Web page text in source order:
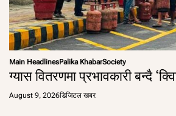
Main HeadlinesPalika KhabarSociety
ग्यास वितरणमा प्रभावकारी बन्दै
August 9, 2026डिजिटल खबर